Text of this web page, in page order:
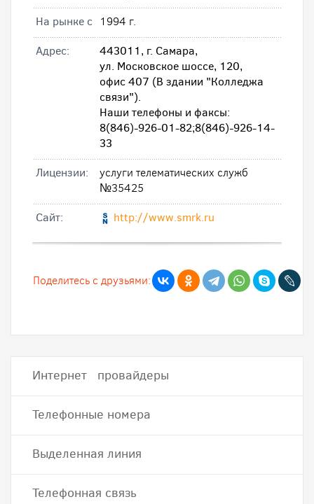
На рынке с 1994 г.
Адрес:
443011, г. Самара,
ул. Московское шоссе, 120,
офис 407 (В здании "Колледжа
связи").
Наши телефоны и факсы:
8(846)-926-01-82;8(846)-926-14-
33
Лицензии:
услуги телематических служб
№35425
Cайт:
http://www.smrk.ru
Поделитесь с друзьями:
Интернет провайдеры
Телефонные номера
Выделенная линия
Телефонная связь